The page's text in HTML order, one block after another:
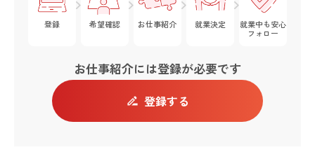
登録 希望確認 お仕事紹介 就業決定
就業中も安心
フォロー
お仕事紹介には登録が必要です
登録する